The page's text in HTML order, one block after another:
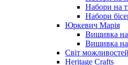
Набори на
Набори
Юркевич Марія
Вишивка на
Вишивка на
Світ можливостей
Heritage Crafts